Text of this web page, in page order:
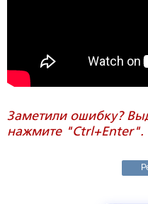
Заметили ошибку?
нажмите "Ctrl+Enter".